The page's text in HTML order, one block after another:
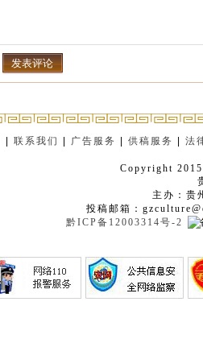
|联系我们 广告服务 |供稿服务 |法
Copyright
主办：贵
投稿邮箱：
黔ICP备12003314号-2